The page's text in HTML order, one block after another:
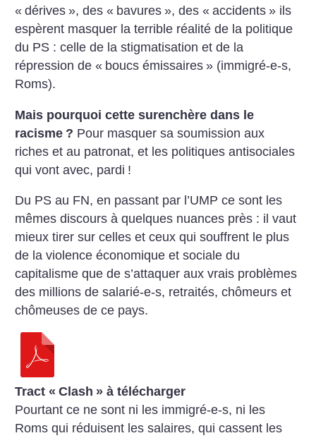
« dérives », des « bavures », des « accidents » ils
espèrent masquer la terrible réalité de la politique
du PS : celle de la stigmatisation et de la
répression de « boucs émissaires » (immigré-e-s,
Roms).
Mais pourquoi cette surenchère dans le
racisme ? Pour masquer sa soumission aux
riches et au patronat, et les politiques antisociales
qui vont avec, pardi !
Du PS au FN, en passant par l’UMP ce sont les
mêmes discours à quelques nuances près : il vaut
mieux tirer sur celles et ceux qui souffrent le plus
de la violence économique et sociale du
capitalisme que de s’attaquer aux vrais problèmes
des millions de salarié-e-s, retraités, chômeurs et
chômeuses de ce pays.
Tract « Clash » à télécharger
Pourtant ce ne sont ni les immigré-e-s, ni les
Roms qui réduisent les salaires, qui cassent les